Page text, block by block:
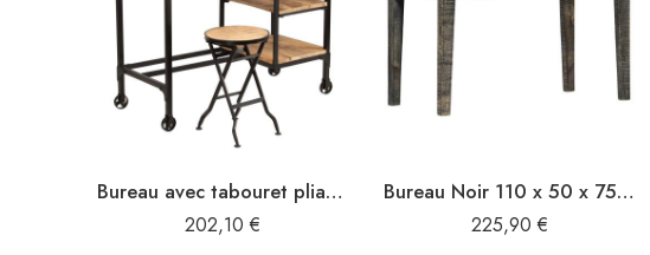
Bureau avec tabouret pliant Bois de manguier massif 115x50x76cm
202,10 €
Bureau Noir 110 x 50 x 75 cm Bois de manguier massif
225,90 €